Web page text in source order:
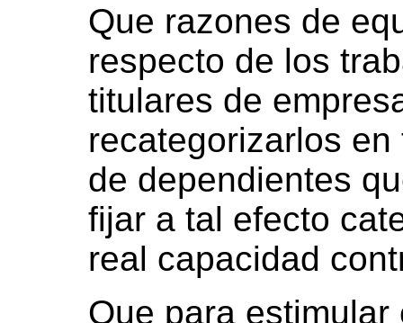
Que razones de
respecto de los
titulares de
recategorizarlos
de dependientes
fijar a tal efecto
real capacidad
Que para estimular